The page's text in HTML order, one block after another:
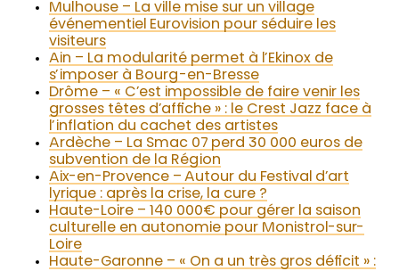
Mulhouse – La ville mise sur un village
événementiel Eurovision pour séduire les
visiteurs
Ain – La modularité permet à l’Ekinox de
s’imposer à Bourg-en-Bresse
Drôme – « C’est impossible de faire venir les
grosses têtes d’affiche » : le Crest Jazz face à
l’inflation du cachet des artistes
Ardèche – La Smac 07 perd 30 000 euros de
subvention de la Région
Aix-en-Provence – Autour du Festival d’art
lyrique : après la crise, la cure ?
Haute-Loire – 140 000€ pour gérer la saison
culturelle en autonomie pour Monistrol-sur-
Loire
Haute-Garonne – « On a un très gros déficit » :